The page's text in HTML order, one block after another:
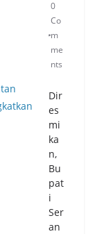
0
Co
m
me
nts
Dir
es
mi
ka
n,
Bu
pat
i
Ser
an